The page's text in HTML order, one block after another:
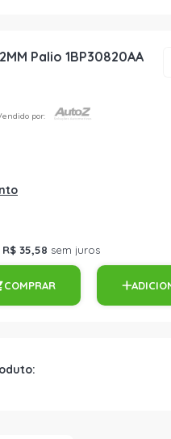
Palio 1BP30820AA
por:
R$ 35,58 sem juros
COMPRAR